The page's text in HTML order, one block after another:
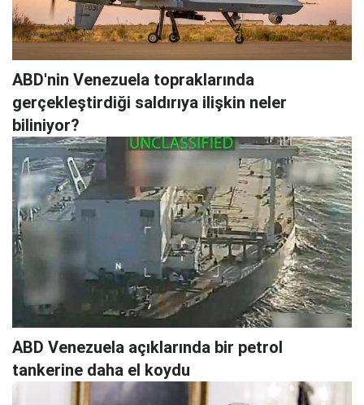
ABD'nin Venezuela topraklarında
gerçekleştirdiği saldırıya ilişkin neler
biliniyor?
ABD Venezuela açıklarında bir petrol
tankerine daha el koydu